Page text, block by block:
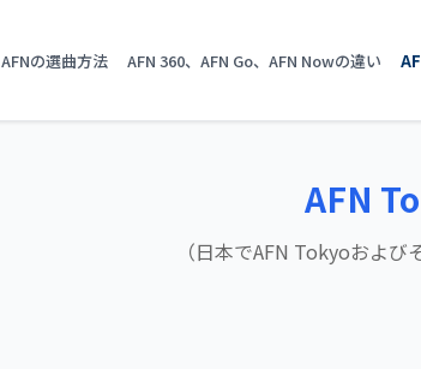
AFNの選曲方法 AFN 360、AFN Go、AFN Nowの違い
AFN
（日本でAFN Tokyoおよび